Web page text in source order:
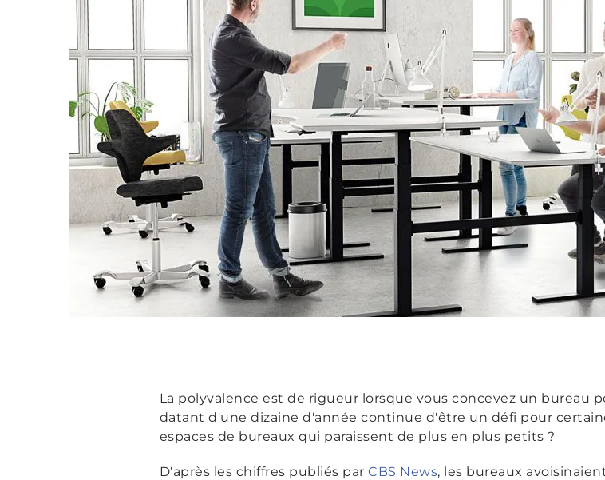
La polyvalence est de rigueur lorsque vous concevez un bureau
datant d'une dizaine d'année continue d'être un défi pour
espaces de bureaux qui paraissent de plus en plus petits ?
D'après les chiffres publiés par CBS News, les bureaux